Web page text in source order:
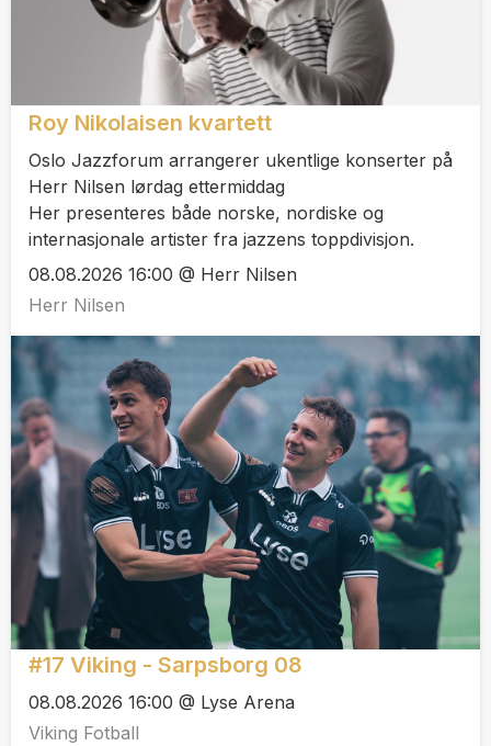
Roy Nikolaisen kvartett
Oslo Jazzforum arrangerer ukentlige konserter på
Herr Nilsen lørdag ettermiddag
Her presenteres både norske, nordiske og
internasjonale artister fra jazzens toppdivisjon.
08.08.2026 16:00 @ Herr Nilsen
Herr Nilsen
#17 Viking - Sarpsborg 08
08.08.2026 16:00 @ Lyse Arena
Viking Fotball